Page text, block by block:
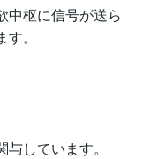
中枢に信号が送ら
。
しています。